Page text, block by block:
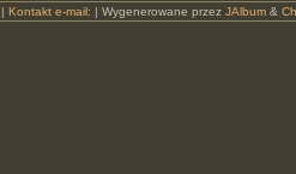
| Kontakt e-mail: | Wygenerowane przez JAlbum &